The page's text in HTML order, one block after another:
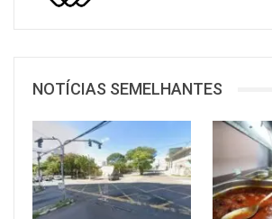
NOTÍCIAS SEMELHANTES